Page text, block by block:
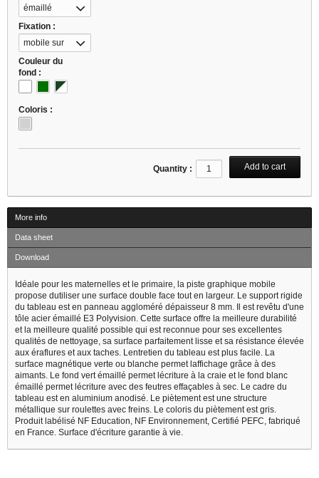
émaillé
Fixation :
mobile sur
roulettes
Couleur du
fond :
Coloris :
Quantity :
More info
Data sheet
Download
Idéale pour les maternelles et le primaire, la piste graphique mobile
propose dutiliser une surface double face tout en largeur. Le support rigide
du tableau est en panneau aggloméré dépaisseur 8 mm. Il est revêtu d'une
tôle acier émaillé E3 Polyvision. Cette surface offre la meilleure durabilité
et la meilleure qualité possible qui est reconnue pour ses excellentes
qualités de nettoyage, sa surface parfaitement lisse et sa résistance élevée
aux éraflures et aux taches. Lentretien du tableau est plus facile. La
surface magnétique verte ou blanche permet laffichage grâce à des
aimants. Le fond vert émaillé permet lécriture à la craie et le fond blanc
émaillé permet lécriture avec des feutres effaçables à sec. Le cadre du
tableau est en aluminium anodisé. Le piètement est une structure
métallique sur roulettes avec freins. Le coloris du piètement est gris.
Produit labélisé NF Education, NF Environnement, Certifié PEFC, fabriqué
en France. Surface d'écriture garantie à vie.